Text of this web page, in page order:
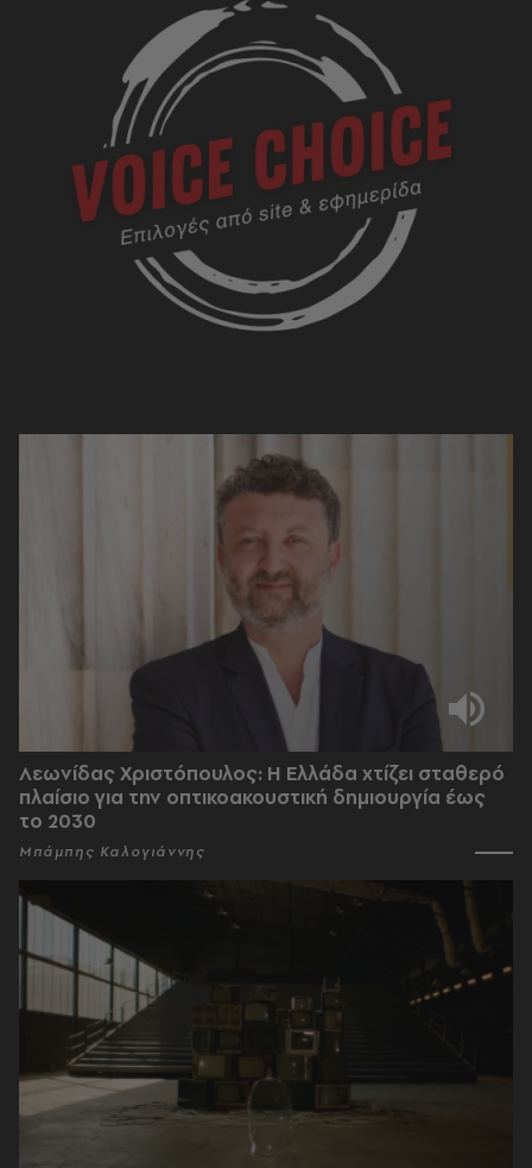
Λεωνίδας Χριστόπουλος: Η Ελλάδα χτίζει σταθερό
πλαίσιο για την οπτικοακουστική δημιουργία έως
το 2030
Μπάμπης Καλογιάννης